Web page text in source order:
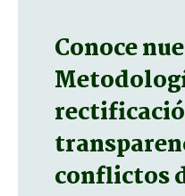
Conoce
conflictos